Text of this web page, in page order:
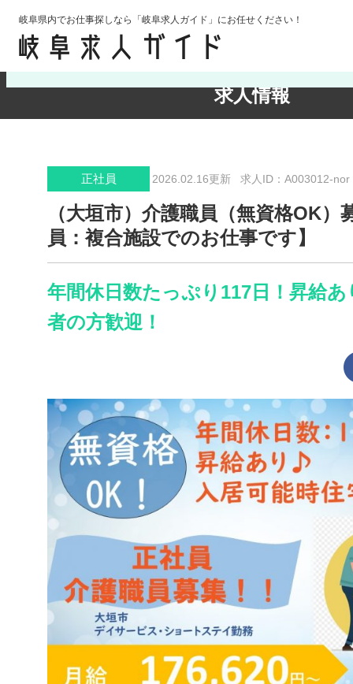
岐阜県内でお仕事探しなら「岐阜求人ガイド」にお任せください！
求人情報
検索条件の確認・変更
正社員 2026.02.16更新 求人ID：A003012-nor
（大垣市）介護職員（無資格OK）
員：複合施設でのお仕事です】
年間休日数たっぷり117日！昇給あ
者の方歓迎！